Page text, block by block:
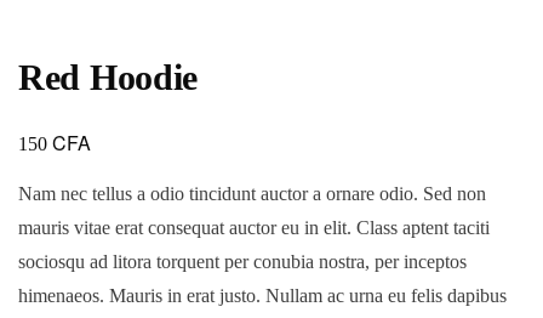
Red Hoodie
150 CFA
Nam nec tellus a odio tincidunt auctor a ornare odio. Sed non
mauris vitae erat consequat auctor eu in elit. Class aptent taciti
sociosqu ad litora torquent per conubia nostra, per inceptos
himenaeos. Mauris in erat justo. Nullam ac urna eu felis dapibus